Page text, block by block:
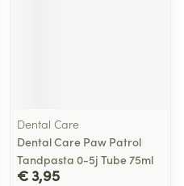
Dental Care
Dental Care Paw Patrol
Tandpasta 0-5j Tube 75ml
€ 3,95